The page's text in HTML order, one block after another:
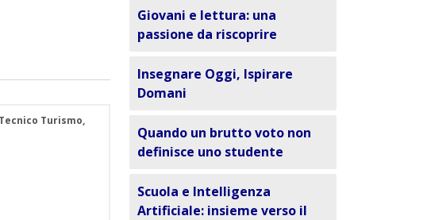
Turismo,
Giovani e lettura: una
passione da riscoprire
Insegnare Oggi, Ispirare
Domani
Quando un brutto voto non
definisce uno studente
Scuola e Intelligenza
Artificiale: insieme verso il